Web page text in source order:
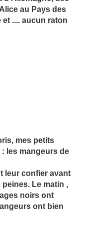
au Pays des
.... aucun raton
mes petits
les mangeurs de
leur confier avant
Le matin ,
noirs ont
ont bien